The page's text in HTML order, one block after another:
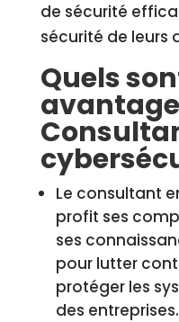
de sécurité
sécurité de leurs
Quels
Le consultant
profit ses
ses
pour lutter
protéger les
des entreprises.